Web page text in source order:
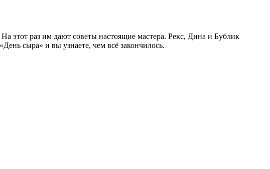
этот раз им дают советы настоящие мастера. Рекс, Дина и Бублик
сыра» и вы узнаете, чем всё закончилось.